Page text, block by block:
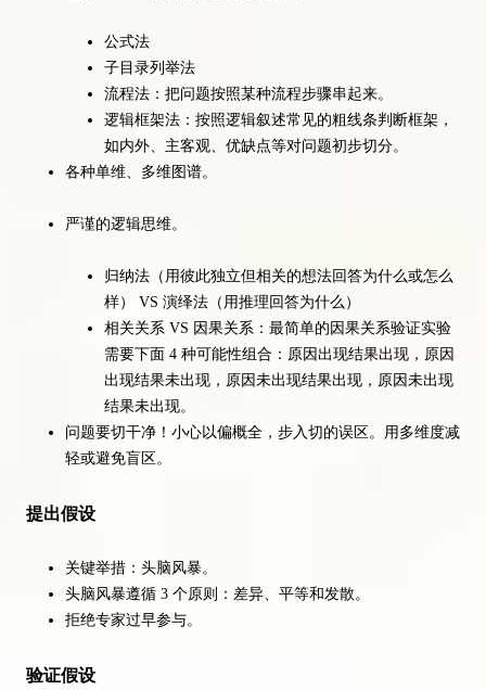
公式法
子目录列举法
流程法：把问题按照某种流程步骤串起来。
逻辑框架法：按照逻辑叙述常见的粗线条判断框架，
如内外、主客观、优缺点等对问题初步切分。
各种单维、多维图谱。
严谨的逻辑思维。
归纳法（用彼此独立但相关的想法回答为什么或怎么
样） VS 演绎法（用推理回答为什么）
相关关系 VS 因果关系：最简单的因果关系验证实验
需要下面 4 种可能性组合：原因出现结果出现，原因
出现结果未出现，原因未出现结果出现，原因未出现
结果未出现。
问题要切干净！小心以偏概全，步入切的误区。用多维度减
轻或避免盲区。
提出假设
关键举措：头脑风暴。
头脑风暴遵循 3 个原则：差异、平等和发散。
拒绝专家过早参与。
验证假设